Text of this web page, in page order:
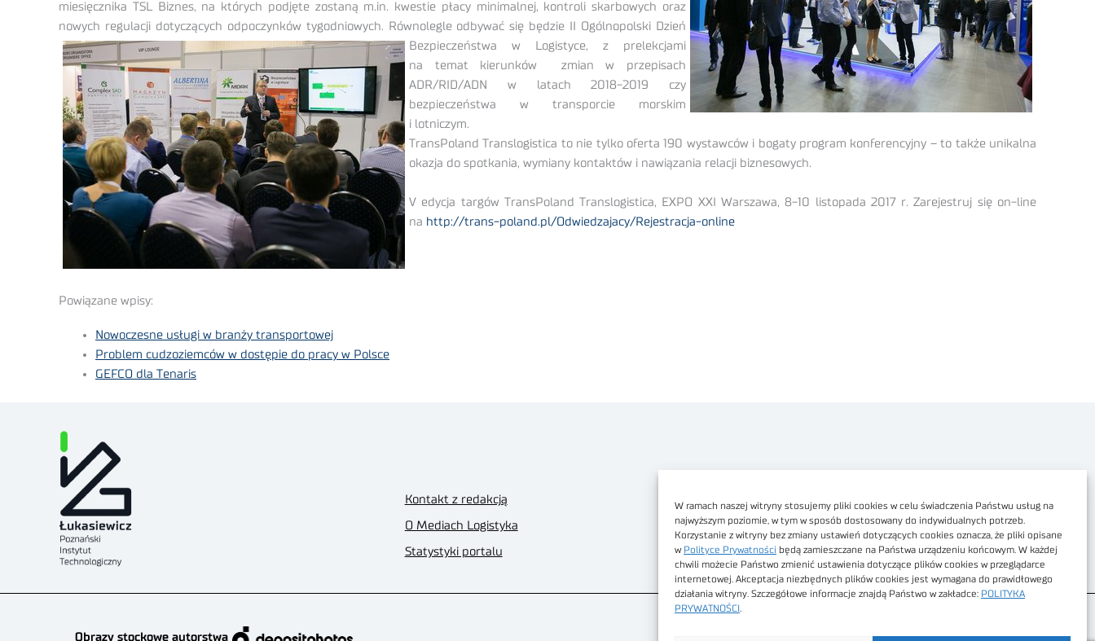
W ramach naszej witryny stosujemy pliki cookies w celu świadczenia Państwu usług na
najwyższym poziomie, w tym w sposób dostosowany do indywidualnych potrzeb.
Korzystanie z witryny bez zmiany ustawień dotyczących cookies oznacza, że pliki opisane
w Polityce Prywatności będą zamieszczane na Państwa urządzeniu końcowym. W każdej
chwili możecie Państwo zmienić ustawienia dotyczące plików cookies w przeglądarce
internetowej. Akceptacja niezbędnych plików cookies jest wymagana do prawidłowego
działania witryny. Szczegółowe informacje znajdą Państwo w zakładce: POLITYKA
PRYWATNOŚCI
miesięcznika TSL Biznes, na których podjęte zostaną m.in. kwestie płacy minimalnej, kontroli skarbowych oraz
nowych regulacji dotyczących odpoczynków tygodniowych. Równolegle odbywać się będzie II Ogólnopolski Dzień
Bezpieczeństwa w Logistyce, z prelekcjami
na temat kierunków zmian w przepisach
ADR/RID/ADN w latach 2018-2019 czy
bezpieczeństwa w transporcie morskim
i lotniczym.
TransPoland Translogistica to nie tylko oferta 190 wystawców i bogaty program konferencyjny – to także unikalna
okazja do spotkania, wymiany kontaktów i nawiązania relacji biznesowych.
V edycja targów TransPoland Translogistica, EXPO XXI Warszawa, 8-10 listopada 2017 r. Zarejestruj się on-line
na http://trans-poland.pl/Odwiedzajacy/Rejestracja-online
Powiązane wpisy:
Nowoczesne usługi w branży transportowej
Problem cudzoziemców w dostępie do pracy w Polsce
GEFCO dla Tenaris
Kontakt z redakcją
O Mediach Logistyka
Statystyki portalu
Dostępność cyfrowa
Regulamin Portalu
Regulamin sklepu
Obrazy stockowe autorstwa